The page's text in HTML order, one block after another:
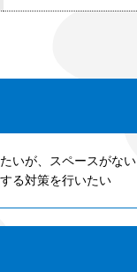
いが、スペースがない
る対策を行いたい